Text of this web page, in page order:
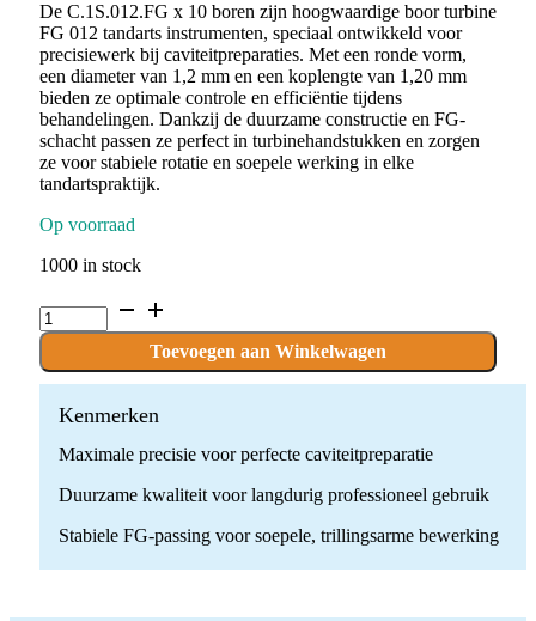
De C.1S.012.FG x 10 boren zijn hoogwaardige boor turbine
FG 012 tandarts instrumenten, speciaal ontwikkeld voor
precisiewerk bij caviteitpreparaties. Met een ronde vorm,
een diameter van 1,2 mm en een koplengte van 1,20 mm
bieden ze optimale controle en efficiëntie tijdens
behandelingen. Dankzij de duurzame constructie en FG-
schacht passen ze perfect in turbinehandstukken en zorgen
ze voor stabiele rotatie en soepele werking in elke
tandartspraktijk.
Op voorraad
1000 in stock
C.1S.012.FG
x
Boren
quantity
Toevoegen aan Winkelwagen
Kenmerken
Maximale precisie voor perfecte caviteitpreparatie
Duurzame kwaliteit voor langdurig professioneel gebruik
Stabiele FG-passing voor soepele, trillingsarme bewerking